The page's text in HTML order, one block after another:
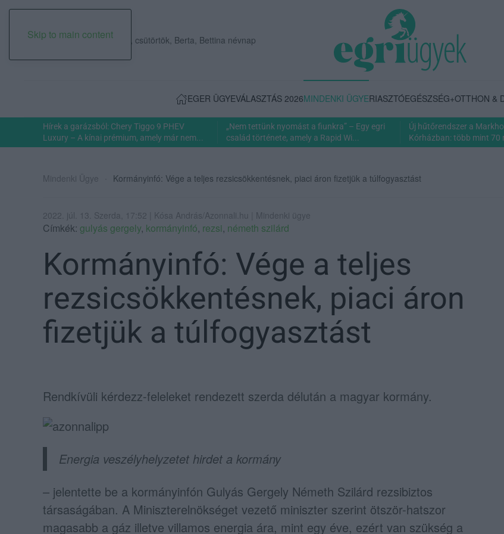
Skip to main content
2026. augusztus 06., csütörtök, Berta, Bettina névnap
EGER ÜGYEVÁLASZTÁS 2026MINDENKI ÜGYERIASZTÓEGÉSZSÉG+OTTHON &
Hírek a garázsból: Chery Tiggo 9 PHEV
Luxury – A kínai prémium, amely már nem...
„Nem tettünk nyomást a fiunkra” – Egy egri
család története, amely a Rapid Wi...
Új hűtőrendszer a
Kórházban: több mint 70
Mindenki Ügye Kormányinfó: Vége a teljes rezsicsökkentésnek, piaci áron fizetjük a túlfogyasztást
2022. júl. 13. Szerda, 17:52 | Kósa András/Azonnali.hu | Mindenki ügye
Címkék: gulyás gergely, kormányinfó, rezsi, németh szilárd
Kormányinfó: Vége a teljes
rezsicsökkentésnek, piaci áron
fizetjük a túlfogyasztást
Rendkívüli kérdezz-feleleket rendezett szerda délután a magyar kormány.
Energia veszélyhelyzetet hirdet a kormány
– jelentette be a kormányinfón Gulyás Gergely Németh Szilárd rezsibiztos
társaságában. A Miniszterelnökséget vezető miniszter szerint ötször-hatszor
magasabb a gáz illetve villamos energia ára, mint egy éve, ezért van szükség a